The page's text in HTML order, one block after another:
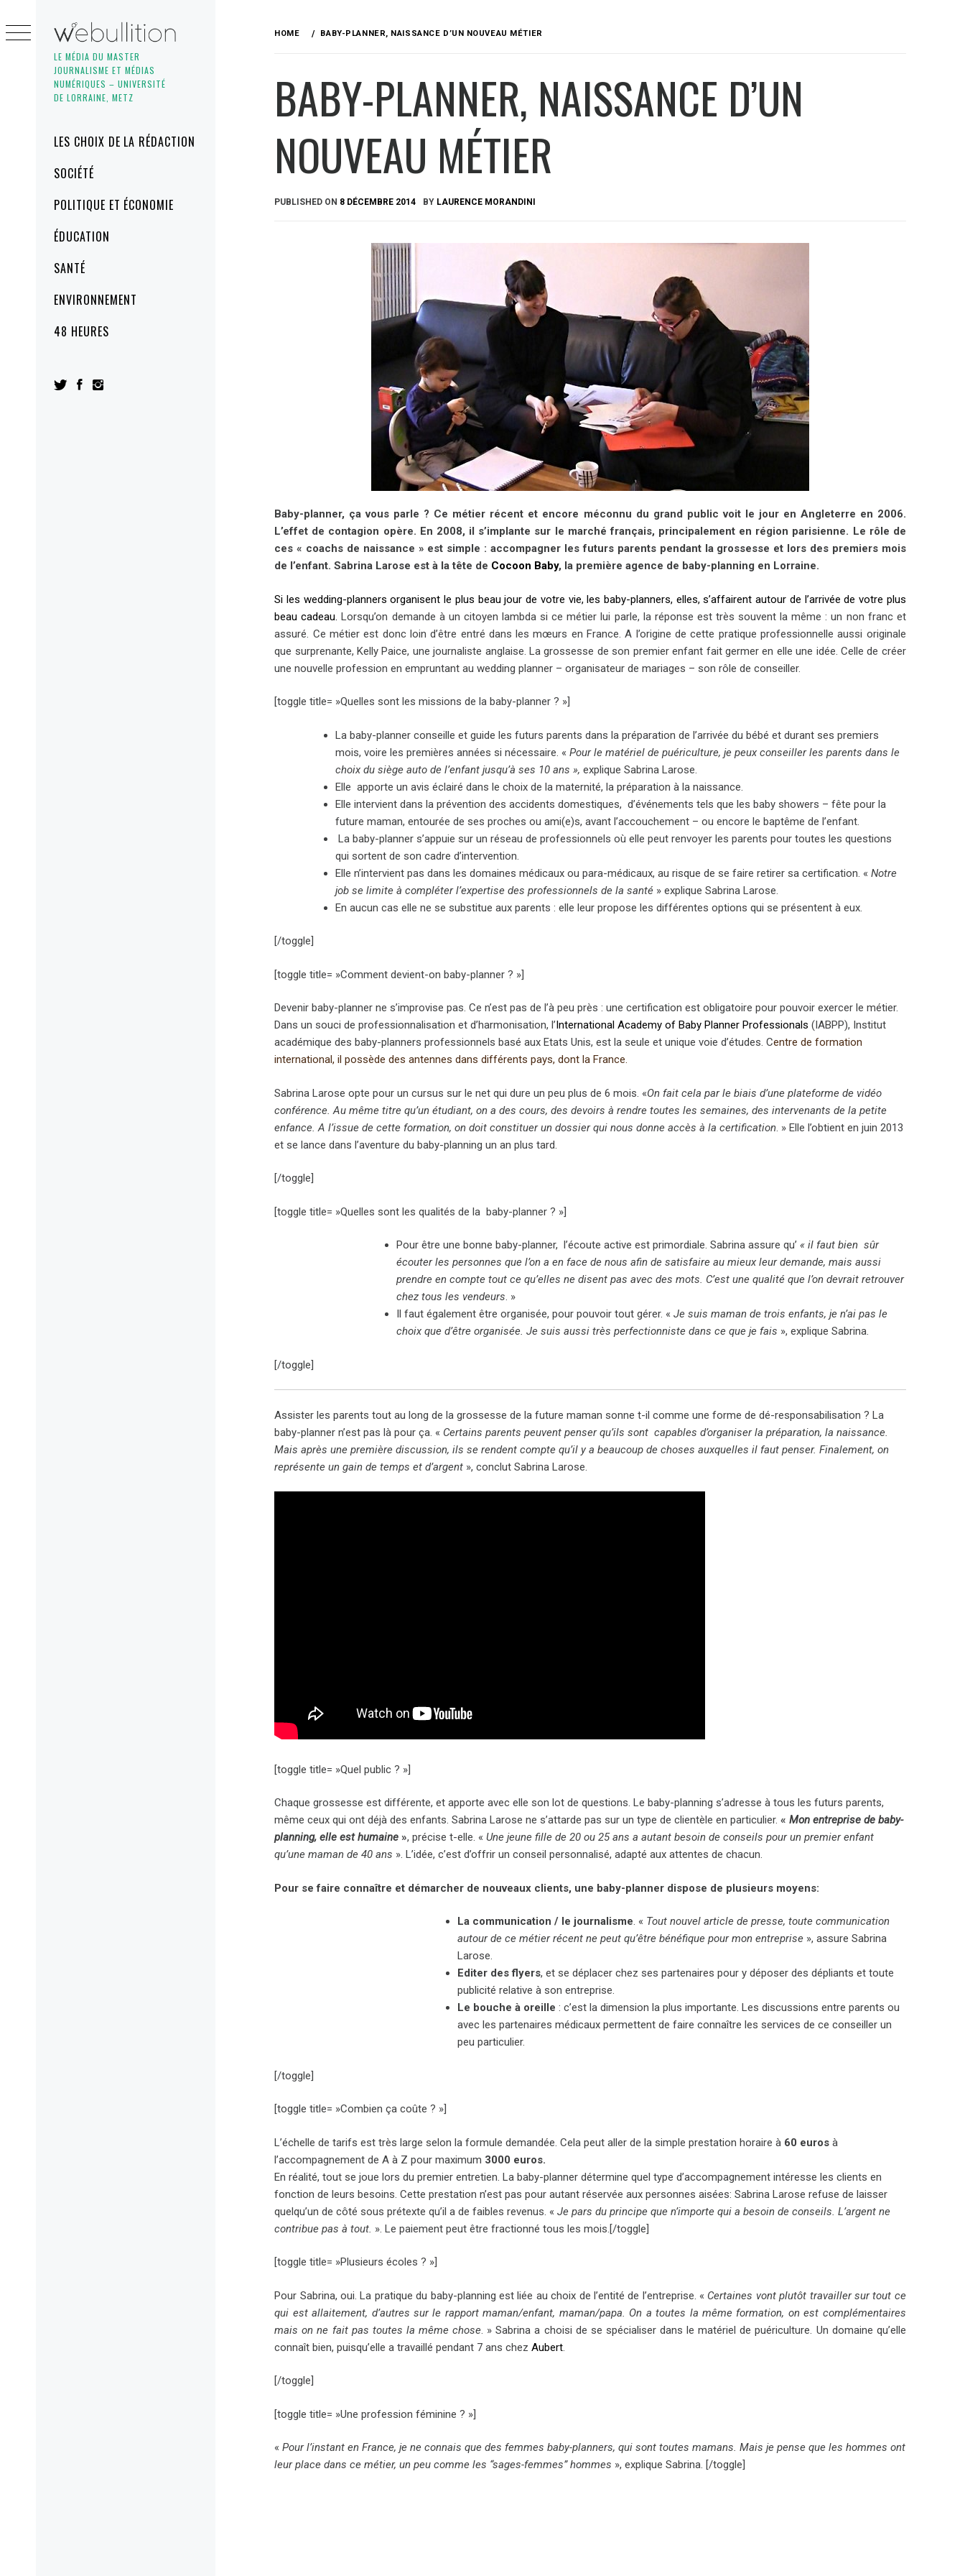
LE MÉDIA DU MASTER
JOURNALISME ET MÉDIAS
NUMÉRIQUES – UNIVERSITÉ
DE LORRAINE, METZ
MenuLES CHOIX DE LA RÉDACTION
SOCIÉTÉ
POLITIQUE ET ÉCONOMIE
ÉDUCATION
SANTÉ
ENVIRONNEMENT
48 HEURES
to
content
HOME BABY-PLANNER, NAISSANCE D’UN NOUVEAU MÉTIER
BABY-PLANNER, NAISSANCE D’UN
NOUVEAU MÉTIER
PUBLISHED ON 8 DÉCEMBRE 2014 BY LAURENCE MORANDINI
Baby-planner, ça vous parle ? Ce métier récent et encore méconnu du grand public voit le jour en Angleterre en 2006.
L’effet de contagion opère. En 2008, il s’implante sur le marché français, principalement en région parisienne. Le rôle de
ces « coachs de naissance » est simple : accompagner les futurs parents pendant la grossesse et lors des premiers mois
de l’enfant. Sabrina Larose est à la tête de Cocoon Baby, la première agence de baby-planning en Lorraine.
Si les wedding-planners organisent le plus beau jour de votre vie, les baby-planners, elles, s’affairent autour de l’arrivée de votre plus
beau cadeau.Lorsqu’on demande à un citoyen lambda si ce métier lui parle, la réponse est très souvent la même : un non franc et
assuré. Ce métier est donc loin d’être entré dans les mœurs en France. A l’origine de cette pratique professionnelle aussi originale
que surprenante, Kelly Paice, une journaliste anglaise. La grossesse de son premier enfant fait germer en elle une idée. Celle de créer
une nouvelle profession en empruntant au wedding planner – organisateur de mariages – son rôle de conseiller.
[toggle title= »Quelles sont les missions de la baby-planner ? »]
La baby-planner conseille et guide les futurs parents dans la préparation de l’arrivée du bébé et durant ses premiers
mois, voire les premières années si nécessaire. « Pour le matériel de puériculture, je peux conseiller les parents dans le
choix du siège auto de l’enfant jusqu’à ses 10 ans », explique Sabrina Larose.
Elle apporte un avis éclairé dans le choix de la maternité, la préparation à la naissance.
Elle intervient dans la prévention des accidents domestiques, d’événements tels que les baby showers – fête pour la
future maman, entourée de ses proches ou ami(e)s, avant l’accouchement – ou encore le baptême de l’enfant.
La baby-planner s’appuie sur un réseau de professionnels où elle peut renvoyer les parents pour toutes les questions
qui sortent de son cadre d’intervention.
Elle n’intervient pas dans les domaines médicaux ou para-médicaux, au risque de se faire retirer sa certification. «Notre
job se limite à compléter l’expertise des professionnels de la santé » explique Sabrina Larose.
En aucun cas elle ne se substitue aux parents : elle leur propose les différentes options qui se présentent à eux.
[/toggle]
[toggle title= »Comment devient-on baby-planner ? »]
Devenir baby-planner ne s’improvise pas. Ce n’est pas de l’à peu près : une certification est obligatoire pour pouvoir exercer le métier.
Dans un souci de professionnalisation et d’harmonisation, l’International Academy of Baby Planner Professionals (IABPP), Institut
académique des baby-planners professionnels basé aux Etats Unis, est la seule et unique voie d’études. Centre de formation
international, il possède des antennes dans différents pays, dont la France.
Sabrina Larose opte pour un cursus sur le net qui dure un peu plus de 6 mois. «On fait cela par le biais d’une plateforme de vidéo
conférence. Au même titre qu’un étudiant, on a des cours, des devoirs à rendre toutes les semaines, des intervenants de la petite
enfance. A l’issue de cette formation, on doit constituer un dossier qui nous donne accès à la certification . » Elle l’obtient en juin 2013
et se lance dans l’aventure du baby-planning un an plus tard.
[/toggle]
[toggle title= »Quelles sont les qualités de la baby-planner ? »]
Pour être une bonne baby-planner, l’écoute active est primordiale. Sabrina assure qu’« il faut bien sûr
écouter les personnes que l’on a en face de nous afin de satisfaire au mieux leur demande, mais aussi
prendre en compte tout ce qu’elles ne disent pas avec des mots. C’est une qualité que l’on devrait retrouver
chez tous les vendeurs. »
Il faut également être organisée, pour pouvoir tout gérer. « Je suis maman de trois enfants, je n’ai pas le
choix que d’être organisée. Je suis aussi très perfectionniste dans ce que je fais », explique Sabrina.
[/toggle]
Assister les parents tout au long de la grossesse de la future maman sonne t-il comme une forme de dé-responsabilisation ? La
baby-planner n’est pas là pour ça. « Certains parents peuvent penser qu’ils sont capables d’organiser la préparation, la naissance.
Mais après une première discussion, ils se rendent compte qu’il y a beaucoup de choses auxquelles il faut penser. Finalement, on
représente un gain de temps et d’argent », conclut Sabrina Larose.
[toggle title= »Quel public ? »]
Chaque grossesse est différente, et apporte avec elle son lot de questions. Le baby-planning s’adresse à tous les futurs parents,
même ceux qui ont déjà des enfants. Sabrina Larose ne s’attarde pas sur un type de clientèle en particulier.«Mon entreprise de baby-
planning, elle est humaine », précise t-elle. «Une jeune fille de 20 ou 25 ans a autant besoin de conseils pour un premier enfant
qu’une maman de 40 ans ». L’idée, c’est d’offrir un conseil personnalisé, adapté aux attentes de chacun.
Pour se faire connaître et démarcher de nouveaux clients, une baby-planner dispose de plusieurs moyens:
La communication / le journalisme. « Tout nouvel article de presse, toute communication
autour de ce métier récent ne peut qu’être bénéfique pour mon entreprise », assure Sabrina
Larose.
Editer des flyers, et se déplacer chez ses partenaires pour y déposer des dépliants et toute
publicité relative à son entreprise.
Le bouche à oreille: c’est la dimension la plus importante. Les discussions entre parents ou
avec les partenaires médicaux permettent de faire connaître les services de ce conseiller un
peu particulier.
[/toggle]
[toggle title= »Combien ça coûte ? »]
L’échelle de tarifs est très large selon la formule demandée. Cela peut aller de la simple prestation horaire à 60 euros à
l’accompagnement de A à Z pour maximum 3000 euros.
En réalité, tout se joue lors du premier entretien. La baby-planner détermine quel type d’accompagnement intéresse les clients en
fonction de leurs besoins. Cette prestation n’est pas pour autant réservée aux personnes aisées: Sabrina Larose refuse de laisser
quelqu’un de côté sous prétexte qu’il a de faibles revenus. « Je pars du principe que n’importe qui a besoin de conseils. L’argent ne
contribue pas à tout. ». Le paiement peut être fractionné tous les mois.[/toggle]
[toggle title= »Plusieurs écoles ? »]
Pour Sabrina, oui. La pratique du baby-planning est liée au choix de l’entité de l’entreprise. « Certaines vont plutôt travailler sur tout ce
qui est allaitement, d’autres sur le rapport maman/enfant, maman/papa. On a toutes la même formation, on est complémentaires
mais on ne fait pas toutes la même chose . » Sabrina a choisi de se spécialiser dans le matériel de puériculture. Un domaine qu’elle
connaît bien, puisqu’elle a travaillé pendant 7 ans chez Aubert
[/toggle]
[toggle title= »Une profession féminine ? »]
« Pour l’instant en France, je ne connais que des femmes baby-planners, qui sont toutes mamans. Mais je pense que les hommes ont
leur place dans ce métier, un peu comme les “sages-femmes” hommes », explique Sabrina. [/toggle]